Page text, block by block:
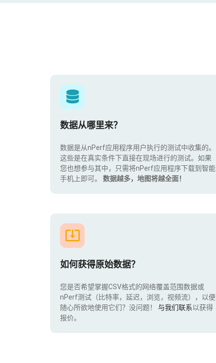
数据从哪里来？
数据是从nPerf应用程序用户执行的测试中收集的。
这些是在真实条件下直接在现场进行的测试。如果
您也想参与其中，只需将nPerf应用程序下载到智能
手机上即可。 数据越多，地图将越全面！
如何获得原始数据？
您是否希望掌握CSV格式的网络覆盖范围数据或
nPerf测试（比特率，延迟，浏览，视频流），以便
随心所欲地使用它们？没问题！ 与我们联系以获得
报价。